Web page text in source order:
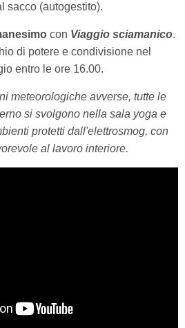
sacco (autogestito).
con Viaggio sciamanico.
di potere e condivisione nel
entro le ore 16.00.
meteorologiche avverse, tutte le
si svolgono nella sala yoga e
protetti dall'elettrosmog, con
al lavoro interiore.